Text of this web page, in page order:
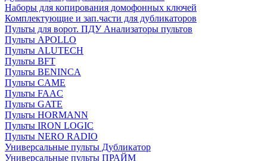
Наборы для копирования домофонных ключей
Комплектующие и зап.части для дубликаторов
Пульты для ворот. ПДУ Анализаторы пультов
Пульты APOLLO
Пульты ALUTECH
Пульты BFT
Пульты BENINCA
Пульты CAME
Пульты FAAC
Пульты GATE
Пульты HORMANN
Пульты IRON LOGIC
Пульты NERO RADIO
Универсальные пульты Дубликатор
Универсальные пульты ПРАЙМ